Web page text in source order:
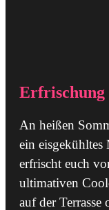
Erfrischung
An heißen
ein eisgekühltes
erfrischt euch
ultimativen
auf der